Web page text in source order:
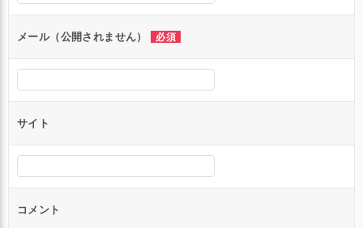
ョ
ンメール（公開されません） 必須
サイト
コメント